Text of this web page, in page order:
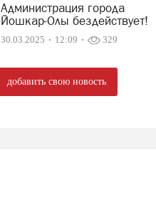
Администрация города
Йошкар-Олы бездействует!
30.03.2025 12:09 329
добавить свою новость